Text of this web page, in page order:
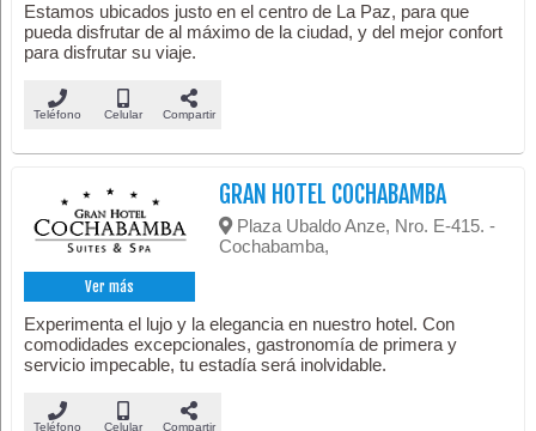
Estamos ubicados justo en el centro de La Paz, para que
pueda disfrutar de al máximo de la ciudad, y del mejor confort
para disfrutar su viaje.
Teléfono Celular Compartir
Ver más
GRAN HOTEL COCHABAMBA
Plaza Ubaldo Anze, Nro. E-415. -
Cochabamba,
Experimenta el lujo y la elegancia en nuestro hotel. Con
comodidades excepcionales, gastronomía de primera y
servicio impecable, tu estadía será inolvidable.
Teléfono Celular Compartir